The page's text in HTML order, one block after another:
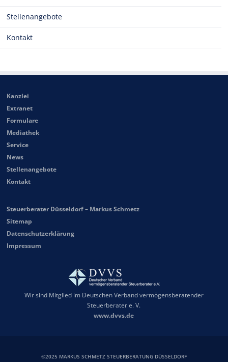
Stellenangebote
Kontakt
Kanzlei
Extranet
Formulare
Mediathek
Service
News
Stellenangebote
Kontakt
Steuerberater Düsseldorf – Markus Schmetz
Sitemap
Datenschutzerklärung
Impressum
Wir sind Mitglied im Deutschen Verband vermögensberatender
Steuerberater e. V.
www.dvvs.de
©2025 MARKUS SCHMETZ STEUERBERATUNG DÜSSELDORF